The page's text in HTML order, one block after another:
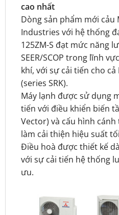
cao nhất
Dòng sản phẩm mới cảu
Industries với hệ thống
125ZM-S đạt mức năng
SEER/SCOP trong lĩnh
khí, với sự cải tiến cho
(series SRK).
Máy lạnh được sử dụng
tiến với điều khiển biến
Vector) và cấu hình
làm cải thiện hiệu suất
Điều hoà được thiết kế
với sự cải tiến hệ thống
ưu.